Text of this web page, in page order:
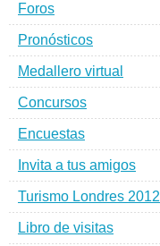
Foros
Pronósticos
Medallero virtual
Concursos
Encuestas
Invita a tus amigos
Turismo Londres 2012
Libro de visitas